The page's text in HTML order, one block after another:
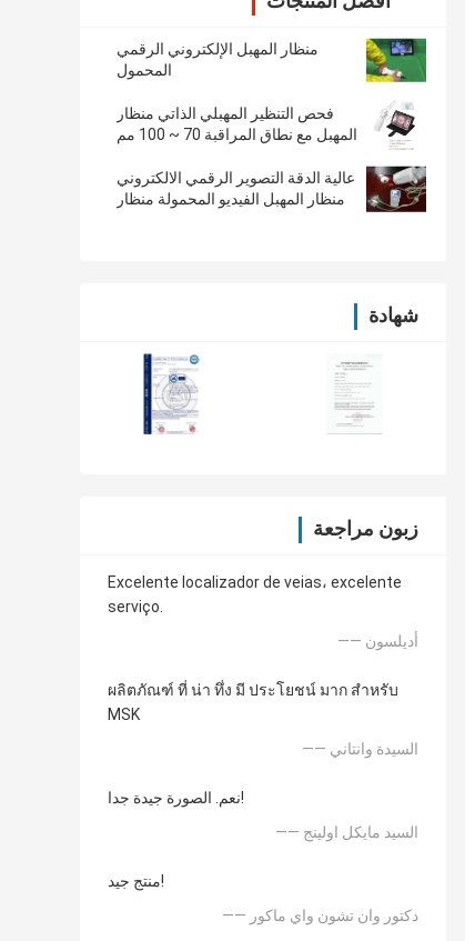
منظار المهبل الإلكتروني الرقمي
المحمول
فحص التنظير المهبلي الذاتي منظار
المهبل مع نطاق المراقبة 70 ~ 100 مم
عالية الدقة التصوير الرقمي الالكتروني
منظار المهبل الفيديو المحمولة منظار
شهادة
زبون مراجعة
Excelente localizador de veias، excelente
serviço.
—— أديلسون
ผลิตภัณฑ์ ที่ น่า ทึ่ง มี ประโยชน์ มาก สำหรับ
MSK
—— السيدة وانتاني
نعم. الصورة جيدة جدا!
—— السيد مايكل اولينج
منتج جيد!
—— دكتور وان تشون واي ماكور